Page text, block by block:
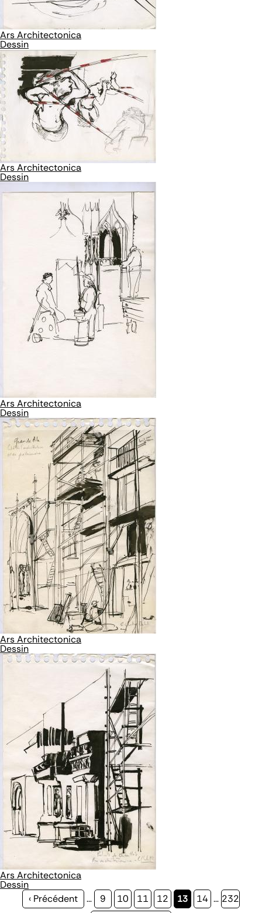
Ars Architectonica
Dessin
Ars Architectonica
Dessin
Ars Architectonica
Dessin
Ars Architectonica
Dessin
Ars Architectonica
Dessin
Page
‹ Précédent … Page
9 Page
10 Page
11 Page
12
Page
13 Page
14 … Page
232